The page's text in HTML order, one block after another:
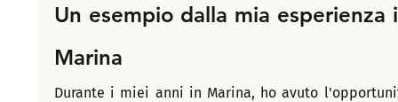
Un esempio dalla mia esperienza
Marina
Durante i miei anni in Marina, ho avuto